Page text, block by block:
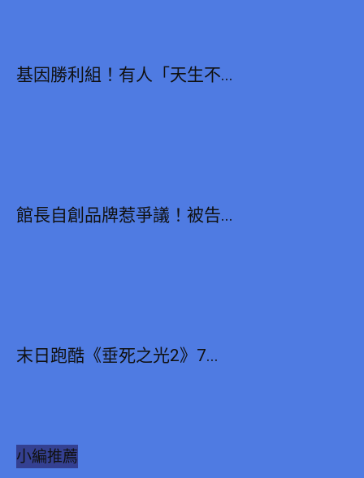
基因勝利組！有人「天生不...
館長自創品牌惹爭議！被告...
末日跑酷《垂死之光2》7...
小編推薦